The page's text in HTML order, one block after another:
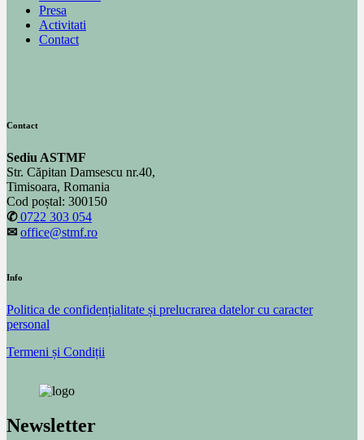
Presa
Activitati
Contact
Contact
Sediu ASTMF
Str. Căpitan Damsescu nr.40,
Timisoara, Romania
Cod poștal: 300150
✆0722 303 054
✉ office@stmf.ro
Info
Politica de confidențialitate și prelucrarea datelor cu caracter
personal
Termeni și Condiții
Newsletter